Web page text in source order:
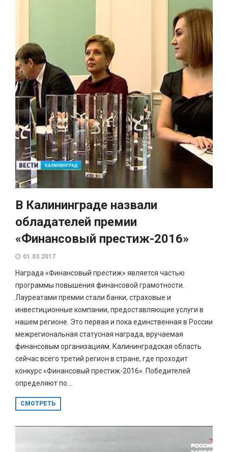
В Калининграде назвали
обладателей премии
«Финансовый престиж-2016»
01.03.2017
Награда «Финансовый престиж» является частью
программы повышения финансовой грамотности.
Лауреатами премии стали банки, страховые и
инвестиционные компании, предоставляющие услуги в
нашем регионе. Это первая и пока единственная в России
межрегиональная статусная награда, вручаемая
финансовым организациям. Калининградская область
сейчас всего третий регион в стране, где проходит
конкурс «Финансовый престиж-2016». Победителей
определяют по...
СМОТРЕТЬ